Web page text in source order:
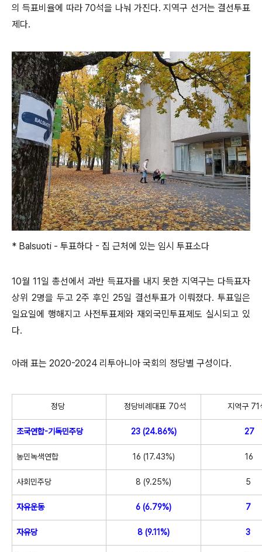
의 득표비율에 따라 70석을 나눠 가진다. 지역구 선거는 결선투표
제다.
* Balsuoti - 투표하다 - 집 근처에 있는 임시 투표소다
10월 11일 총선에서 과반 득표자를 내지 못한 지역구는 다득표자
상위 2명을 두고 2주 후인 25일 결선투표가 이뤄졌다. 투표일은
일요일에 행해지고 사전투표제와 재외국민투표제도 실시되고 있
다.
아래 표는 2020-2024 리투아니아 국회의 정당별 구성이다.
정당 정당비례대표 70석 지역구
조국연합-기독민주당 23 (24.86%) 27
농민녹색연합 16 (17.43%) 16
사회민주당 8 (9.25%) 5
자유운동 6 (6.79%) 7
자유당 8 (9.11%) 3